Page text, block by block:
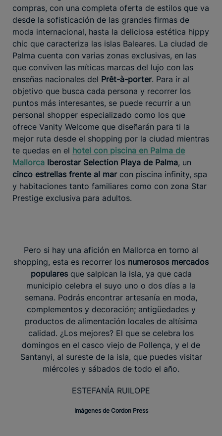
compras, con una completa oferta de estilos que va
desde la sofisticación de las grandes firmas de
moda internacional, hasta la deliciosa estética hippy
chic que caracteriza las islas Baleares. La ciudad de
Palma cuenta con varias zonas exclusivas, en las
que conviven las míticas marcas del lujo con las
enseñas nacionales del Prêt-à-porter. Para ir al
objetivo que busca cada persona y recorrer los
puntos más interesantes, se puede recurrir a un
personal shopper especializado como los que
ofrece Vanity Welcome que diseñarán para ti la
mejor ruta desde el shopping por la ciudad mientras
te quedas en el hotel con piscina en Palma de
Mallorca Iberostar Selection Playa de Palma, un
cinco estrellas frente al mar con piscina infinity, spa
y habitaciones tanto familiares como con zona Star
Prestige exclusiva para adultos.
Pero si hay una afición en Mallorca en torno al
shopping, esta es recorrer los numerosos mercados
popularesque salpican la isla, ya que cada
municipio celebra el suyo uno o dos días a la
semana. Podrás encontrar artesanía en moda,
complementos y decoración; antigüedades y
productos de alimentación locales de altísima
calidad. ¿Los mejores? El que se celebra los
domingos en el casco viejo de Pollença, y el de
Santanyi, al sureste de la isla, que puedes visitar
miércoles y sábados de todo el año.
ESTEFANÍA RUILOPE
Imágenes de Cordon Press